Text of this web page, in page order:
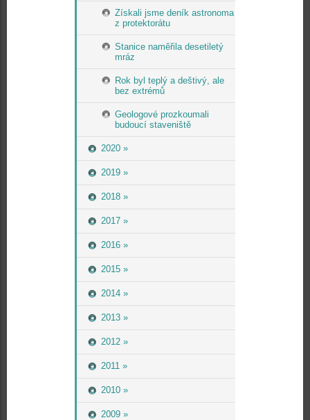
Získali jsme deník astronoma
z protektorátu
Stanice naměřila desetiletý
mráz
Rok byl teplý a deštivý, ale
bez extrémů
Geologové prozkoumali
budoucí staveniště
2020 »
2019 »
2018 »
2017 »
2016 »
2015 »
2014 »
2013 »
2012 »
2011 »
2010 »
2009 »